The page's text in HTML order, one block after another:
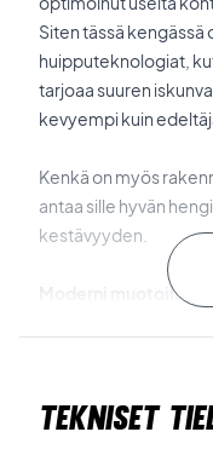
Siten tässä
huipputeknologiat,
tarjoaa suuren
kevyempi kuin
Kenkä on myös
antaa sille hyvän
kestävyyden.
Moderni muotoilu,
upean modernin
Tekniset